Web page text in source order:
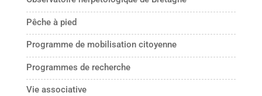
Pêche à pied
Programme de mobilisation citoyenne
Programmes de recherche
Vie associative